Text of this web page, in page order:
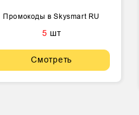
Промокоды в Skysmart RU
5 шт
Смотреть